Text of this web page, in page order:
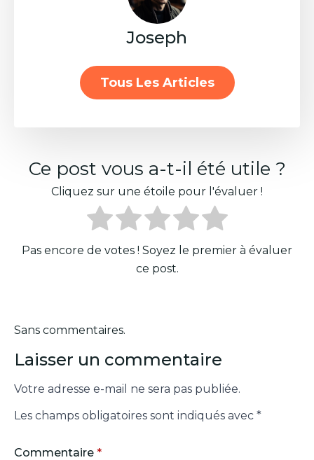
Joseph
Tous Les Articles
Ce post vous a-t-il été utile ?
Cliquez sur une étoile pour l'évaluer !
Pas encore de votes ! Soyez le premier à évaluer
ce post.
Sans commentaires.
Laisser un commentaire
Votre adresse e-mail ne sera pas publiée.
Les champs obligatoires sont indiqués avec *
Commentaire *